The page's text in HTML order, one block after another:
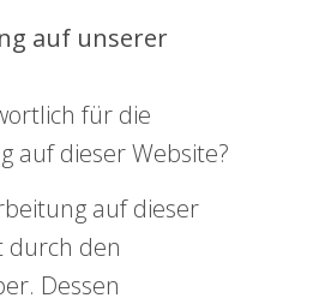
auf unserer
für die
auf dieser Website?
auf dieser
durch den
Dessen